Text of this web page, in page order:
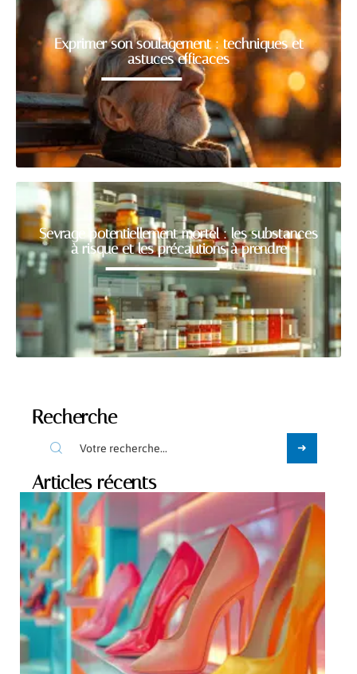
Exprimer son soulagement : techniques et
astuces efficaces
Sevrage potentiellement mortel : les substances
à risque et les précautions à prendre
Recherche
Articles récents